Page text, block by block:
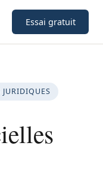
Essai gratuit